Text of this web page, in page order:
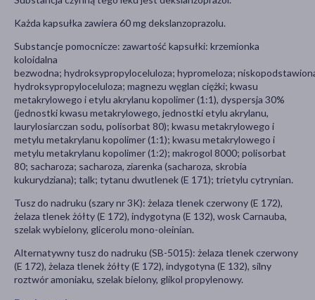
Każda kapsułka zawiera 60 mg dekslanzoprazolu.
Substancje pomocnicze: zawartość kapsułki: krzemionka
koloidalna
bezwodna; hydroksypropyloceluloza; hypromeloza;
hydroksypropyloceluloza; magnezu węglan ciężki; kwasu
metakrylowego i etylu akrylanu kopolimer (1:1), dyspersja 30%
(jednostki kwasu metakrylowego, jednostki etylu akrylanu,
laurylosiarczan sodu, polisorbat 80); kwasu metakrylowego i
metylu metakrylanu kopolimer (1:1); kwasu metakrylowego i
metylu metakrylanu kopolimer (1:2); makrogol 8000; polisorbat
80; sacharoza; sacharoza, ziarenka (sacharoza, skrobia
kukurydziana); talk; tytanu dwutlenek (E 171); trietylu cytrynian.
Tusz do nadruku (szary nr 3K): żelaza tlenek czerwony (E 172),
żelaza tlenek żółty (E 172), indygotyna (E 132), wosk Carnauba,
szelak wybielony, glicerolu mono-oleinian.
Alternatywny tusz do nadruku (SB-5015): żelaza tlenek czerwony
(E 172), żelaza tlenek żółty (E 172), indygotyna (E 132), silny
roztwór amoniaku, szelak bielony, glikol propylenowy.